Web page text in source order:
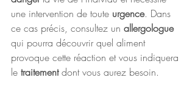
une intervention de toute urgence. Dans
ce cas précis, consultez un allergologue
qui pourra découvrir quel aliment
provoque cette réaction et vous indiquera
le traitement dont vous aurez besoin.